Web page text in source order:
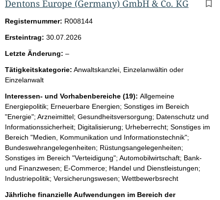
Dentons Europe (Germany) GmbH & Co. KG
Registernummer: R008144
Ersteintrag: 30.07.2026
Letzte Änderung: –l
e
Tätigkeitskategorie: Anwaltskanzlei, Einzelanwältin oder
Einzelanwalt
Interessen- und Vorhabenbereiche (19): Allgemeine
Energiepolitik; Erneuerbare Energien; Sonstiges im Bereich
"Energie"; Arzneimittel; Gesundheitsversorgung; Datenschutz und
Informationssicherheit; Digitalisierung; Urheberrecht; Sonstiges im
Bereich "Medien, Kommunikation und Informationstechnik";
Bundeswehrangelegenheiten; Rüstungsangelegenheiten;
Sonstiges im Bereich "Verteidigung"; Automobilwirtschaft; Bank-
und Finanzwesen; E-Commerce; Handel und Dienstleistungen;
Industriepolitik; Versicherungswesen; Wettbewerbsrecht
Jährliche finanzielle Aufwendungen im Bereich der